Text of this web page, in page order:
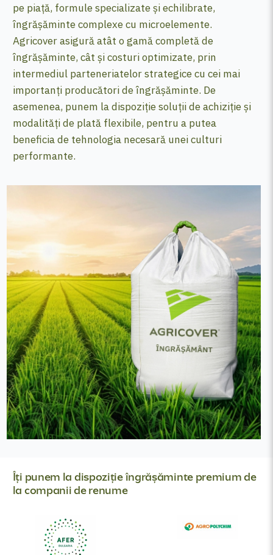
pe piață, formule specializate și echilibrate,
îngrășăminte complexe cu microelemente.
Agricover asigură atât o gamă completă de
îngrășăminte, cât și costuri optimizate, prin
intermediul parteneriatelor strategice cu cei mai
importanți producători de îngrășăminte. De
asemenea, punem la dispoziție soluții de achiziție și
modalități de plată flexibile, pentru a putea
beneficia de tehnologia necesară unei culturi
performante.
Îți punem la dispoziție îngrășăminte premium de
la companii de renume